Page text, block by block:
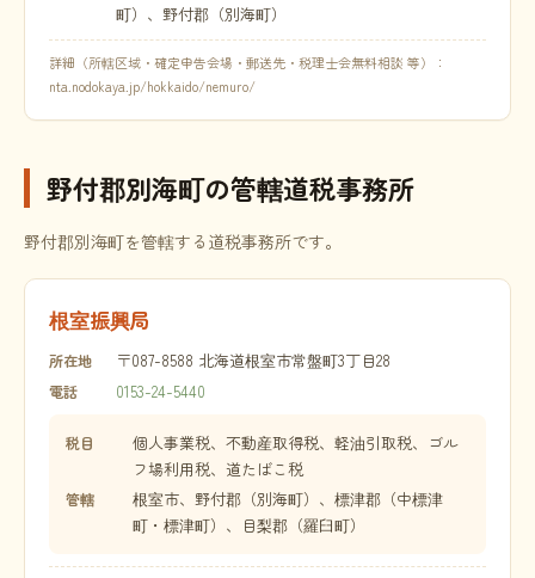
町）、野付郡（別海町）
詳細（所轄区域・確定申告会場・郵送先・税理士会無料相談 等）：
nta.nodokaya.jp/hokkaido/nemuro/
野付郡別海町の管轄道税事務所
野付郡別海町を管轄する道税事務所です。
根室振興局
所在地 〒087-8588 北海道根室市常盤町3丁目28
電話 0153-24-5440
税目
個人事業税、不動産取得税、軽油引取税、ゴル
フ場利用税、道たばこ税
管轄
根室市、野付郡（別海町）、標津郡（中標津
町・標津町）、目梨郡（羅臼町）